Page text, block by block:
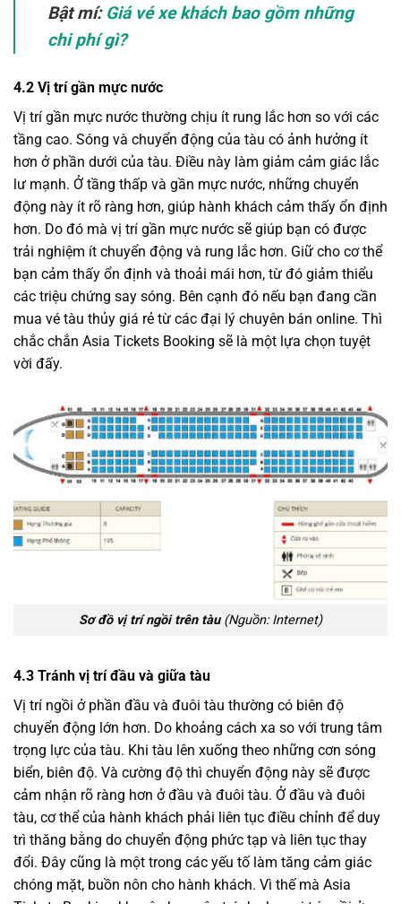
Bật mí: Giá vé xe khách bao gồm những
chi phí gì?
4.2 Vị trí gần mực nước
Vị trí gần mực nước thường chịu ít rung lắc hơn so với các
tầng cao. Sóng và chuyển động của tàu có ảnh hưởng ít
hơn ở phần dưới của tàu. Điều này làm giảm cảm giác lắc
lư mạnh. Ở tầng thấp và gần mực nước, những chuyển
động này ít rõ ràng hơn, giúp hành khách cảm thấy ổn định
hơn. Do đó mà vị trí gần mực nước sẽ giúp bạn có được
trải nghiệm ít chuyển động và rung lắc hơn. Giữ cho cơ thể
bạn cảm thấy ổn định và thoải mái hơn, từ đó giảm thiểu
các triệu chứng say sóng. Bên cạnh đó nếu bạn đang cần
mua vé tàu thủy giá rẻ từ các đại lý chuyên bán online. Thì
chắc chắn Asia Tickets Booking sẽ là một lựa chọn tuyệt
vời đấy.
Sơ đồ vị trí ngồi trên tàu(Nguồn: Internet)
4.3 Tránh vị trí đầu và giữa tàu
Vị trí ngồi ở phần đầu và đuôi tàu thường có biên độ
chuyển động lớn hơn. Do khoảng cách xa so với trung tâm
trọng lực của tàu. Khi tàu lên xuống theo những cơn sóng
biển, biên độ. Và cường độ thì chuyển động này sẽ được
cảm nhận rõ ràng hơn ở đầu và đuôi tàu. Ở đầu và đuôi
tàu, cơ thể của hành khách phải liên tục điều chỉnh để duy
trì thăng bằng do chuyển động phức tạp và liên tục thay
đổi. Đây cũng là một trong các yếu tố làm tăng cảm giác
chóng mặt, buồn nôn cho hành khách. Vì thế mà Asia